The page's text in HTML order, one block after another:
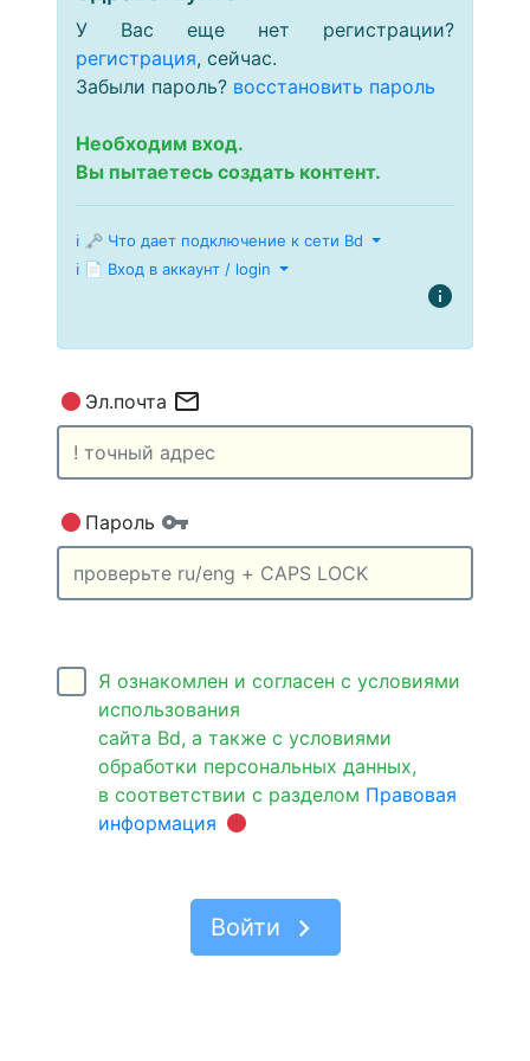
У Вас еще нет регистрации?
регистрация, сейчас.
Забыли пароль? восстановить пароль
Необходим вход.
Вы пытаетесь создать контент.
ℹ 🗝 Что дает подключение к сети Bd
ℹ 📄 Вход в аккаунт / login
info
fiber_manual_record Эл.почта mail_outline
fiber_manual_record Пароль vpn_key
Я ознакомлен и согласен с условиями
использования
сайта Bd, а также с условиями
обработки персональных данных,
в соответствии с разделом Правовая
информация fiber_manual_record
Войти navigate_next